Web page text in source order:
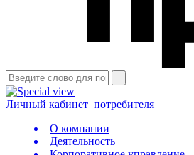
Личный кабинет потребителя
О компании
Деятельность